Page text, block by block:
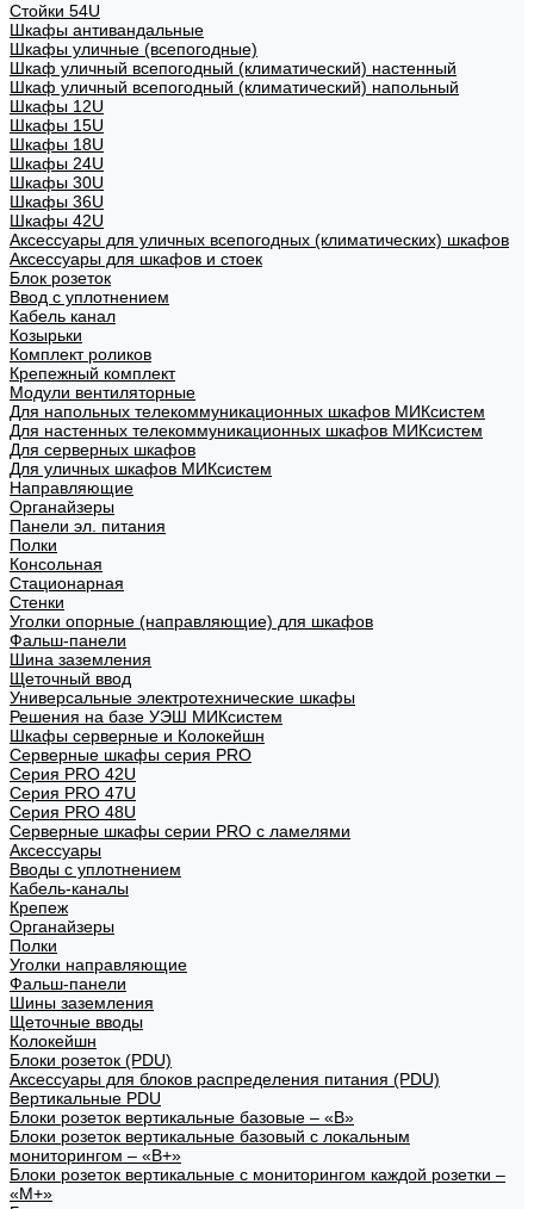
Стойки 54U
Шкафы антивандальные
Шкафы уличные (всепогодные)
Шкаф уличный всепогодный (климатический) настенный
Шкаф уличный всепогодный (климатический) напольный
Шкафы 12U
Шкафы 15U
Шкафы 18U
Шкафы 24U
Шкафы 30U
Шкафы 36U
Шкафы 42U
Аксессуары для уличных всепогодных (климатических) шкафов
Аксессуары для шкафов и стоек
Блок розеток
Ввод с уплотнением
Кабель канал
Козырьки
Комплект роликов
Крепежный комплект
Модули вентиляторные
Для напольных телекоммуникационных шкафов МИКсистем
Для настенных телекоммуникационных шкафов МИКсистем
Для серверных шкафов
Для уличных шкафов МИКсистем
Направляющие
Органайзеры
Панели эл. питания
Полки
Консольная
Стационарная
Стенки
Уголки опорные (направляющие) для шкафов
Фальш-панели
Шина заземления
Щеточный ввод
Универсальные электротехнические шкафы
Решения на базе УЭШ МИКсистем
Шкафы серверные и Колокейшн
Серверные шкафы серия PRO
Серия PRO 42U
Серия PRO 47U
Серия PRO 48U
Серверные шкафы серии PRO с ламелями
Аксессуары
Вводы с уплотнением
Кабель-каналы
Крепеж
Органайзеры
Полки
Уголки направляющие
Фальш-панели
Шины заземления
Щеточные вводы
Колокейшн
Блоки розеток (PDU)
Аксессуары для блоков распределения питания (PDU)
Вертикальные PDU
Блоки розеток вертикальные базовые – «В»
Блоки розеток вертикальные базовый с локальным
мониторингом – «В+»
Блоки розеток вертикальные с мониторингом каждой розетки –
«М+»